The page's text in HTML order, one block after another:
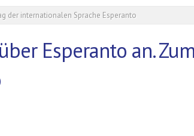
der internationalen Sprache Esperanto
Esperanto an.